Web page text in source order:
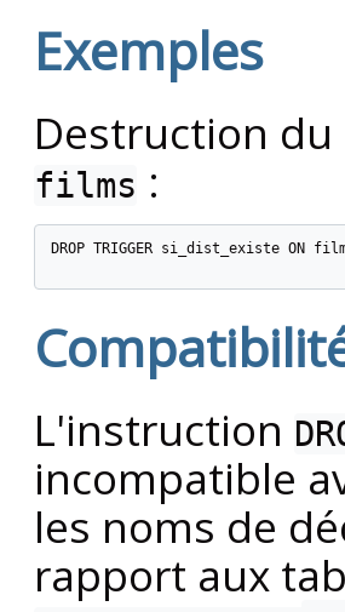
Exemples
Destruction
films :
DROP TRIGGER si_dist_existe ON
L'instruction
incompatible
les noms de
rapport aux